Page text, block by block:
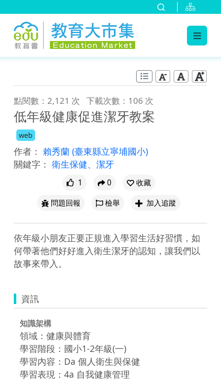
點閱數：2,121 次 下載次數：106 次
低年級健康促進潔牙教案
web
作者： 賴秀蘭 (臺東縣立寧埔國小)
關鍵字： 衛生保健、 潔牙
1 0
收藏
問題回報
檢舉 加入追蹤
依年級小朋友正要正規進入學習生活好習慣，如
何帶著他們好好進入衛生潔牙的認知，讓我們以
故事來帶入。
資訊
知識架構
領域：健康與體育
學習階段：國小1-2年級(一)
學習內容：Da 個人衛生與保健
學習表現：4a 自我健康管理